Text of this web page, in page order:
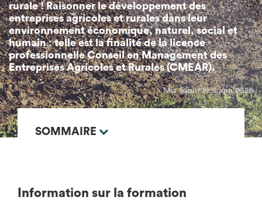
rurale ! Raisonner le développement des
entreprises agricoles et rurales dans leur
environnement économique, naturel, social et
humain : telle est la finalité de la licence
professionnelle Conseil en Management des
Entreprises Agricoles et Rurales (CMEAR).
Mis à jour le 8 juin 2026
SOMMAIRE
Information sur la formation